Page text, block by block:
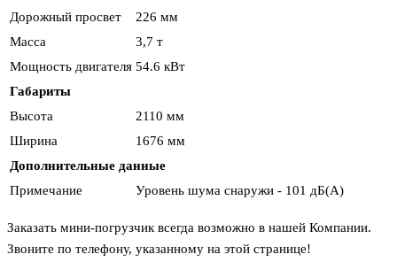
Дорожный просвет
226 мм
Масса
3,7 т
Мощность двигателя 54.6 кВт
Габариты
Высота
2110 мм
Ширина
1676 мм
Дополнительные данные
Примечание
Уровень шума снаружи - 101 дБ(А)
Заказать мини-погрузчик всегда возможно в нашей Компании.
Звоните по телефону, указанному на этой странице!